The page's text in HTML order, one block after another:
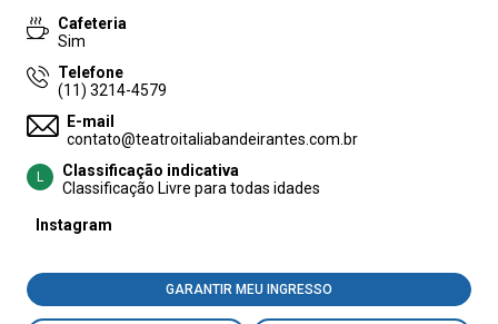
Cafeteria
Sim
Telefone
(11) 3214-4579
E-mail
contato@teatroitaliabandeirantes.com.br
L
Classificação indicativa
Classificação Livre para todas idades
Instagram
GARANTIR MEU INGRESSO